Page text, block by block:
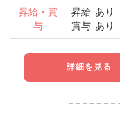
昇給・賞
与
昇給: あり
賞与: あ
詳細を見る